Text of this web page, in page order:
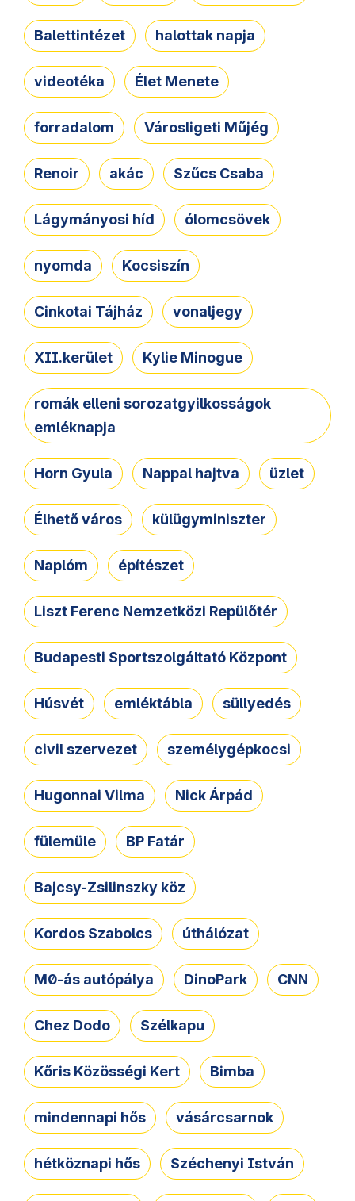
Balettintézet halottak napja
videotéka Élet Menete
forradalom Városligeti Műjég
Renoir akác Szűcs Csaba
Lágymányosi híd ólomcsövek
nyomda Kocsiszín
Cinkotai Tájház vonaljegy
XII.kerület Kylie Minogue
romák elleni sorozatgyilkosságok
emléknapja
Horn Gyula Nappal hajtva üzlet
Élhető város külügyminiszter
Naplóm építészet
Liszt Ferenc Nemzetközi Repülőtér
Budapesti Sportszolgáltató Központ
Húsvét emléktábla süllyedés
civil szervezet személygépkocsi
Hugonnai Vilma Nick Árpád
fülemüle BP Fatár
Bajcsy-Zsilinszky köz
Kordos Szabolcs úthálózat
M0-ás autópálya DinoPark CNN
Chez Dodo Szélkapu
Kőris Közösségi Kert Bimba
mindennapi hős vásárcsarnok
hétköznapi hős Széchenyi István